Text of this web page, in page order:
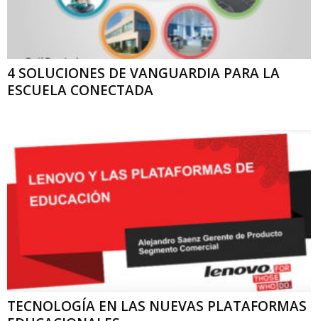
4 SOLUCIONES DE VANGUARDIA PARA LA
ESCUELA CONECTADA
TECNOLOGÍA EN LAS NUEVAS PLATAFORMAS